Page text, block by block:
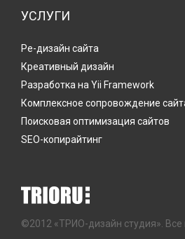
УСЛУГИ
Ре-дизайн сайта
Креативный дизайн
Разработка на Yii Framework
Комплексное сопровождение
Поисковая оптимизация сайтов
SEO-копирайтинг
©2012 «ТРИО-дизайн студия».